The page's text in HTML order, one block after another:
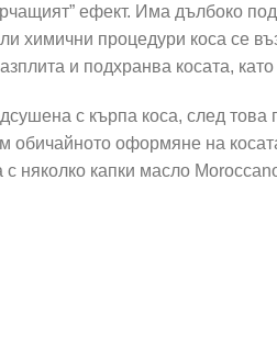
ефект. Има дълбоко
химични процедури коса се
и подхранва косата,
с кърпа коса, след
обичайното оформяне на
няколко капки масло